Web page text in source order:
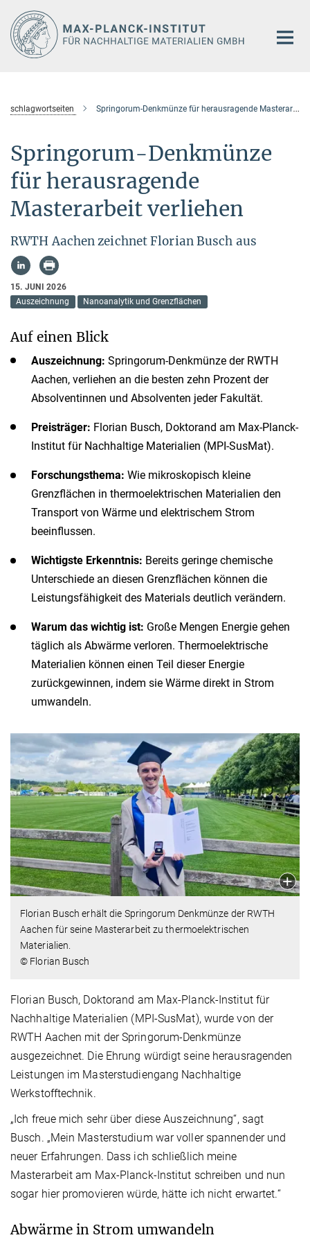
Hauptinhalt
schlagwortseiten Springorum-Denkmünze für herausragende Masterarbeit verliehen
Springorum-Denkmünze
für herausragende
Masterarbeit verliehen
RWTH Aachen zeichnet Florian Busch aus
15. JUNI 2026
Auszeichnung
Nanoanalytik und Grenzflächen
Auf einen Blick
Auszeichnung: Springorum-Denkmünze der RWTH
Aachen, verliehen an die besten zehn Prozent der
Absolventinnen und Absolventen jeder Fakultät.
Preisträger: Florian Busch, Doktorand am Max-Planck-
Institut für Nachhaltige Materialien (MPI-SusMat).
Forschungsthema: Wie mikroskopisch kleine
Grenzflächen in thermoelektrischen Materialien den
Transport von Wärme und elektrischem Strom
beeinflussen.
Wichtigste Erkenntnis: Bereits geringe chemische
Unterschiede an diesen Grenzflächen können die
Leistungsfähigkeit des Materials deutlich verändern.
Warum das wichtig ist: Große Mengen Energie gehen
täglich als Abwärme verloren. Thermoelektrische
Materialien können einen Teil dieser Energie
zurückgewinnen, indem sie Wärme direkt in Strom
umwandeln.
Florian Busch erhält die Springorum Denkmünze der RWTH
Aachen für seine Masterarbeit zu thermoelektrischen
Materialien.
© Florian Busch
Florian Busch, Doktorand am Max-Planck-Institut für
Nachhaltige Materialien (MPI-SusMat), wurde von der
RWTH Aachen mit der Springorum-Denkmünze
ausgezeichnet. Die Ehrung würdigt seine herausragenden
Leistungen im Masterstudiengang Nachhaltige
Werkstofftechnik.
„Ich freue mich sehr über diese Auszeichnung“, sagt
Busch. „Mein Masterstudium war voller spannender und
neuer Erfahrungen. Dass ich schließlich meine
Masterarbeit am Max-Planck-Institut schreiben und nun
sogar hier promovieren würde, hätte ich nicht erwartet.“
Abwärme in Strom umwandeln